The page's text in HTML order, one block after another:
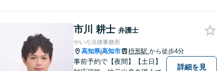
い。
市川 耕士 弁護士
やいろ法律事務所
高知県|高知市 枡形駅 から徒歩4分
事前予約で【夜間】【土日】
詳細を見